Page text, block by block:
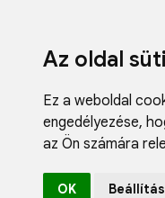
Az oldal
Ez a weboldal
engedélyezése,
az Ön számára
OK